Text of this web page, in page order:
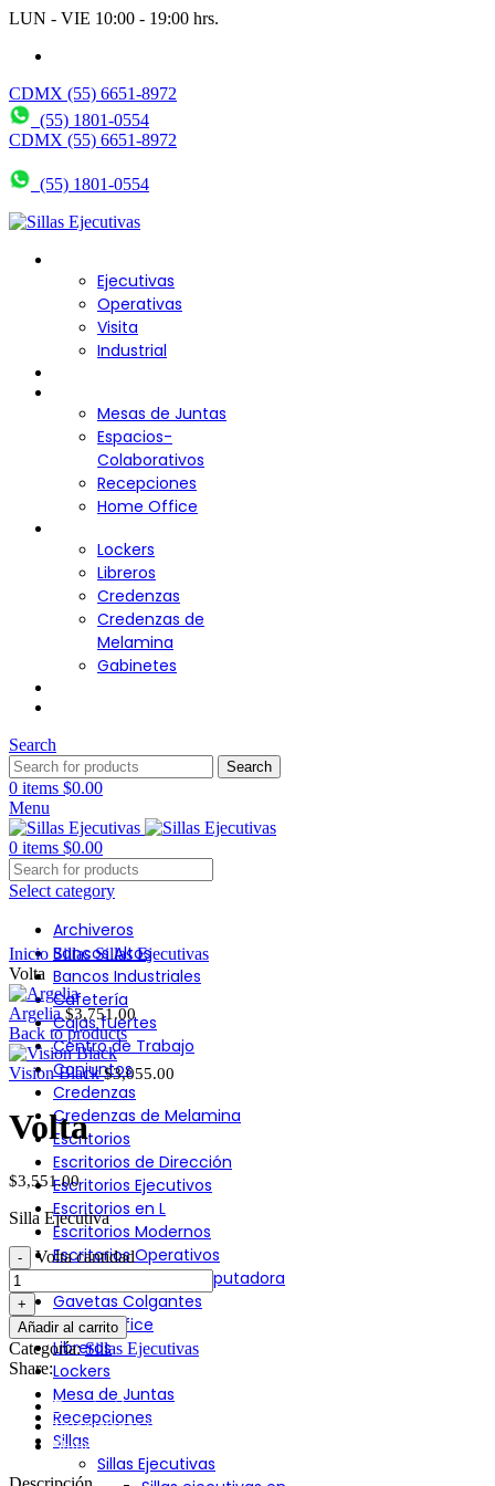
LUN - VIE 10:00 - 19:00 hrs.
CDMX (55) 6651-8972
(55) 1801-0554
CDMX (55) 6651-8972
(55) 1801-0554
Ejecutivas
Operativas
Visita
Industrial
Mesas de Juntas
Espacios-
Colaborativos
Recepciones
Home Office
Lockers
Libreros
Credenzas
Credenzas de
Melamina
Gabinetes
Search
Search
0 items $0.00
Menu
0 items $0.00
Select category
Archiveros
Bancos Altos
Bancos Industriales
Cafetería
Cajas fuertes
Centro de Trabajo
Conjuntos
Credenzas
Credenzas de Melamina
Escritorios
Escritorios de Dirección
Escritorios Ejecutivos
Escritorios en L
Escritorios Modernos
Escritorios Operativos
Escritorios para Computadora
Gavetas Colgantes
Home Office
Libreros
Lockers
Mesa de Juntas
Recepciones
Sillas
Sillas Ejecutivas
Click to enlarge
Inicio SillasSillas Ejecutivas
Volta
Argelia$3,751.00
Back to products
Vision Black$3,055.00
Volta
$3,551.00
Silla Ejecutiva
Volta cantidad
Añadir al carrito
Categoría: Sillas Ejecutivas
Share:
Descripción
Valoraciones (0)
Shipping & Delivery